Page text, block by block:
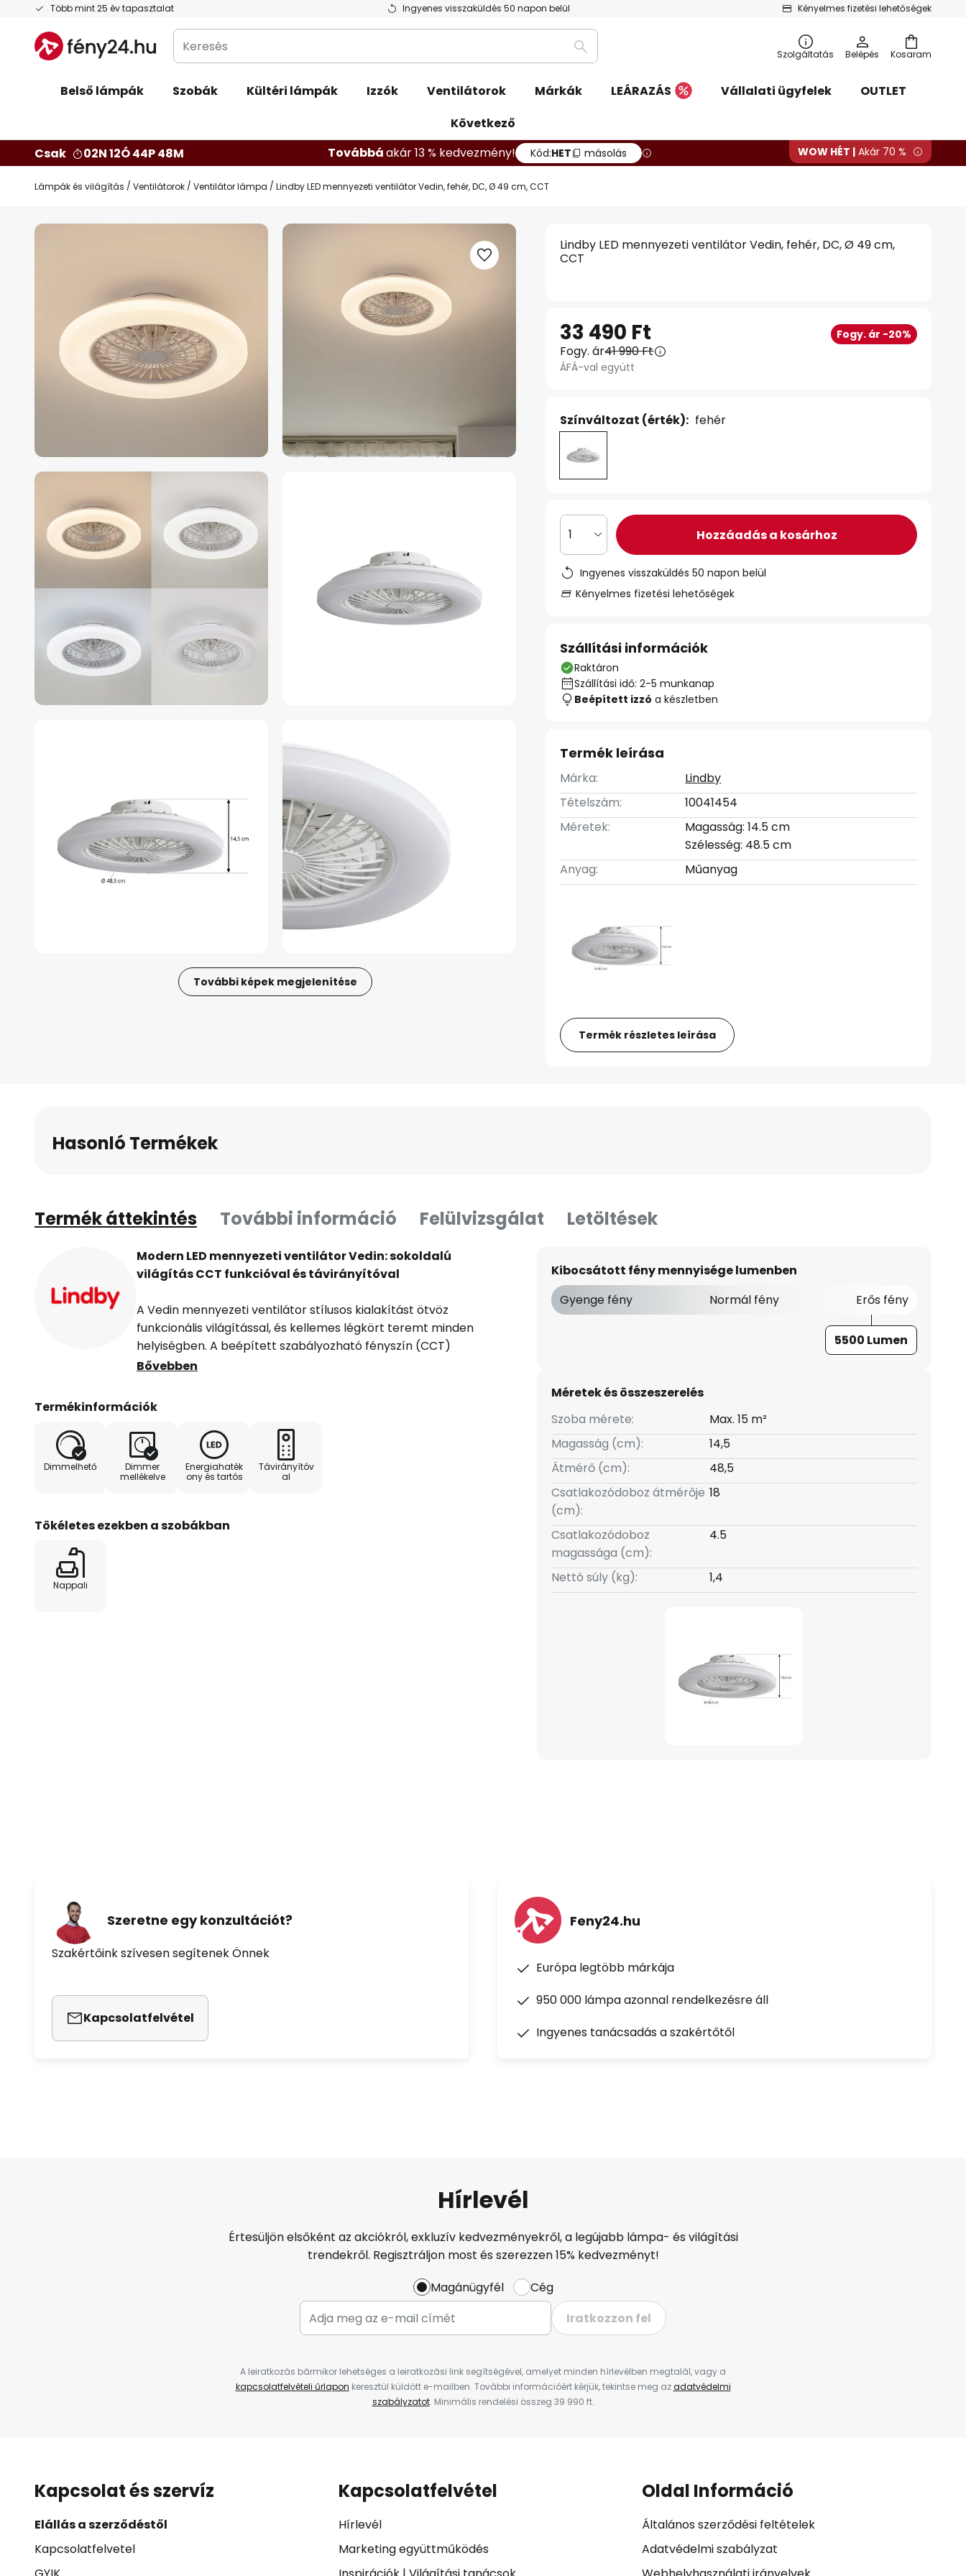
Több mint 25 év tapasztalat Ingyenes visszaküldés 50 napon belül Kényelmes fizetési lehetőségek
Ugrás
tartalomhoz
Kosaram
Keresés
Keresés
Szolgáltatás Belépés
Belső lámpák Szobák Kültéri lámpák Izzók Ventilátorok Márkák LEÁRAZÁS Vállalati ügyfelek
OUTLET
Következő
Csak
02N 12Ó 44P 47M Továbbáakár 13 % kedvezmény! Kód:HET másolás WOW HÉT | Akár 70 %
Lámpák és világítás Ventilátorok Ventilátor lámpa Lindby LED mennyezeti ventilátor Vedin, fehér, DC, Ø 49 cm, CCT
Ugrás
További képek megjelenítése
Lindby LED mennyezeti ventilátor Vedin, fehér, DC, Ø 49 cm,
CCT
33 490 Ft Fogy. ár -20%
Fogy. ár41 990 Ft
ÁFÁ-val együtt
Színváltozat (érték): fehér
1 Hozzáadás a kosárhoz
Ingyenes visszaküldés 50 napon belül
Kényelmes fizetési lehetőségek
Szállítási információk
Raktáron
Szállítási idő: 2-5 munkanap
Beépített izzó a készletben
Termék leírása
Márka:
Lindby
Tételszám:
10041454
Méretek:
Magasság: 14.5 cm
Szélesség: 48.5 cm
Anyag:
Műanyag
Termék részletes leírása
Hasonló Termékek
Termék áttekintés További információ Felülvizsgálat Letöltések
Modern LED mennyezeti ventilátor Vedin: sokoldalú
világítás CCT funkcióval és távirányítóval
A Vedin mennyezeti ventilátor stílusos kialakítást ötvöz
funkcionális világítással, és kellemes légkört teremt minden
helyiségben. A beépített szabályozható fényszín (CCT)
lehetővé teszi a Fényszín beállítását, hogy a fény szükség
változtatható legyen. Ezenkívül a fényerő 5% és 100% között
megoldást eredményez, amely pihentető és produktív
környezetben egyaránt alkalmas.
lenne szükség.
Bővebben
Termékinformációk
Dimmelhető
Dimmer
mellékelve
Energiahaték
ony és tartós
Távirányítóv
al
Tökéletes ezekben a szobákban
Nappali
Kibocsátott fény mennyisége lumenben
Gyenge fény
Normál fény Erős fény
5500 Lumen
Méretek és összeszerelés
Szoba mérete:
Max. 15 m²
Magasság (cm):
14,5
Átmérő (cm):
48,5
Csatlakozódoboz átmérője
(cm):
18
Csatlakozódoboz
magassága (cm):
4.5
Nettó súly (kg): 1,4
Szeretne egy konzultációt?
Szakértőink szívesen segítenek Önnek
Kapcsolatfelvétel
Feny24.hu
Európa legtöbb márkája
950 000 lámpa azonnal rendelkezésre áll
Ingyenes tanácsadás a szakértőtől
Hírlevél
Értesüljön elsőként az akciókról, exkluzív kedvezményekről, a legújabb lámpa- és világítási
trendekről. Regisztráljon most és szerezzen 15% kedvezményt!
Magánügyfél
Cég
Iratkozzon fel
A leiratkozás bármikor lehetséges a leiratkozási link segítségével, amelyet minden hírlevélben megtalál, vagy a
kapcsolatfelvételi űrlapon keresztül küldött e-mailben. További információért kérjük, tekintse meg azadatvédelmi
szabályzatot. Minimális rendelési összeg 39 990 ft.
Kapcsolat és szervíz
Elállás a szerződéstől
Kapcsolatfelvetel
Kapcsolatfelvétel
Hírlevél
Marketing együttműködés
Oldal Információ
Általános szerződési feltételek
Adatvédelmi szabályzat